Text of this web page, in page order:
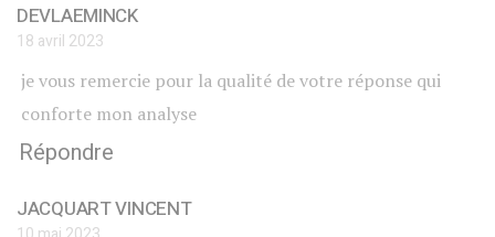
DEVLAEMINCK
18 avril 2023
je vous remercie pour la qualité de votre réponse qui
conforte mon analyse
Répondre
JACQUART VINCENT